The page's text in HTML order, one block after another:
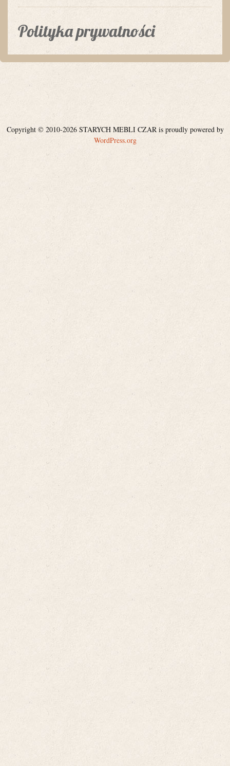
Polityka prywatności
Copyright © 2010-2026 STARYCH MEBLI CZAR is proudly powered by
WordPress.org